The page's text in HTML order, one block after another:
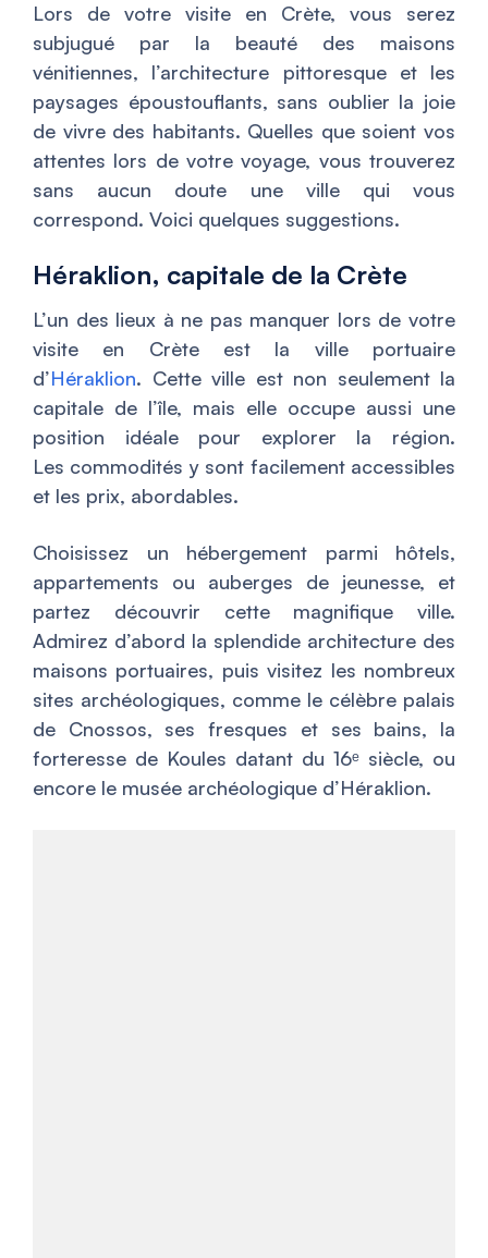
Lors de votre visite en Crète, vous serez
subjugué par la beauté des maisons
vénitiennes, l’architecture pittoresque et les
paysages époustouflants, sans oublier la joie
de vivre des habitants. Quelles que soient vos
attentes lors de votre voyage, vous trouverez
sans aucun doute une ville qui vous
correspond. Voici quelques suggestions.
Héraklion, capitale de la Crète
L’un des lieux à ne pas manquer lors de votre
visite en Crète est la ville portuaire
d’Héraklion. Cette ville est non seulement la
capitale de l’île, mais elle occupe aussi une
position idéale pour explorer la région.
Les commodités y sont facilement accessibles
et les prix, abordables.
Choisissez un hébergement parmi hôtels,
appartements ou auberges de jeunesse, et
partez découvrir cette magnifique ville.
Admirez d’abord la splendide architecture des
maisons portuaires, puis visitez les nombreux
sites archéologiques, comme le célèbre palais
de Cnossos, ses fresques et ses bains, la
forteresse de Koules datant du 16ᵉ siècle, ou
encore le musée archéologique d’Héraklion.